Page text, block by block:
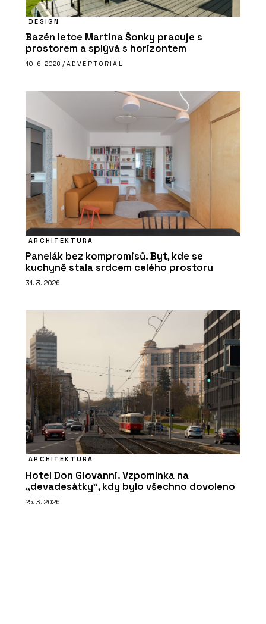
DESIGN
Bazén letce Martina Šonky pracuje s
prostorem a splývá s horizontem
10. 6. 2026 / ADVERTORIAL
ARCHITEKTURA
Panelák bez kompromisů. Byt, kde se
kuchyně stala srdcem celého prostoru
31. 3. 2026
ARCHITEKTURA
Hotel Don Giovanni. Vzpomínka na
„devadesátky“, kdy bylo všechno dovoleno
25. 3. 2026